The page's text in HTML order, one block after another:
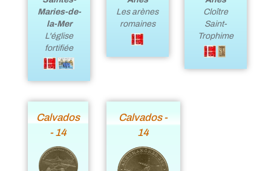
Maries-de-
la-Mer
L'église
fortifiée
Les arènes
romaines
Cloître
Saint-
Trophime
Calvados
- 14
Calvados -
14